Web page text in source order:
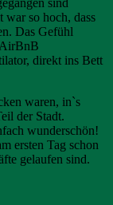
so hoch, dass
Das Gefühl
AirBnB
direkt ins Bett
waren, in`s
der Stadt.
wunderschön!
ersten Tag schon
gelaufen sind.